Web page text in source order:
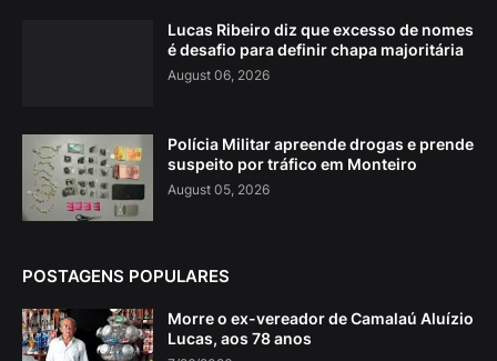
Lucas Ribeiro diz que excesso de nomes
é desafio para definir chapa majoritária
August 06, 2026
Polícia Militar apreende drogas e prende
suspeito por tráfico em Monteiro
August 05, 2026
POSTAGENS POPULARES
Morre o ex-vereador de Camalaú Aluízio
Lucas, aos 78 anos